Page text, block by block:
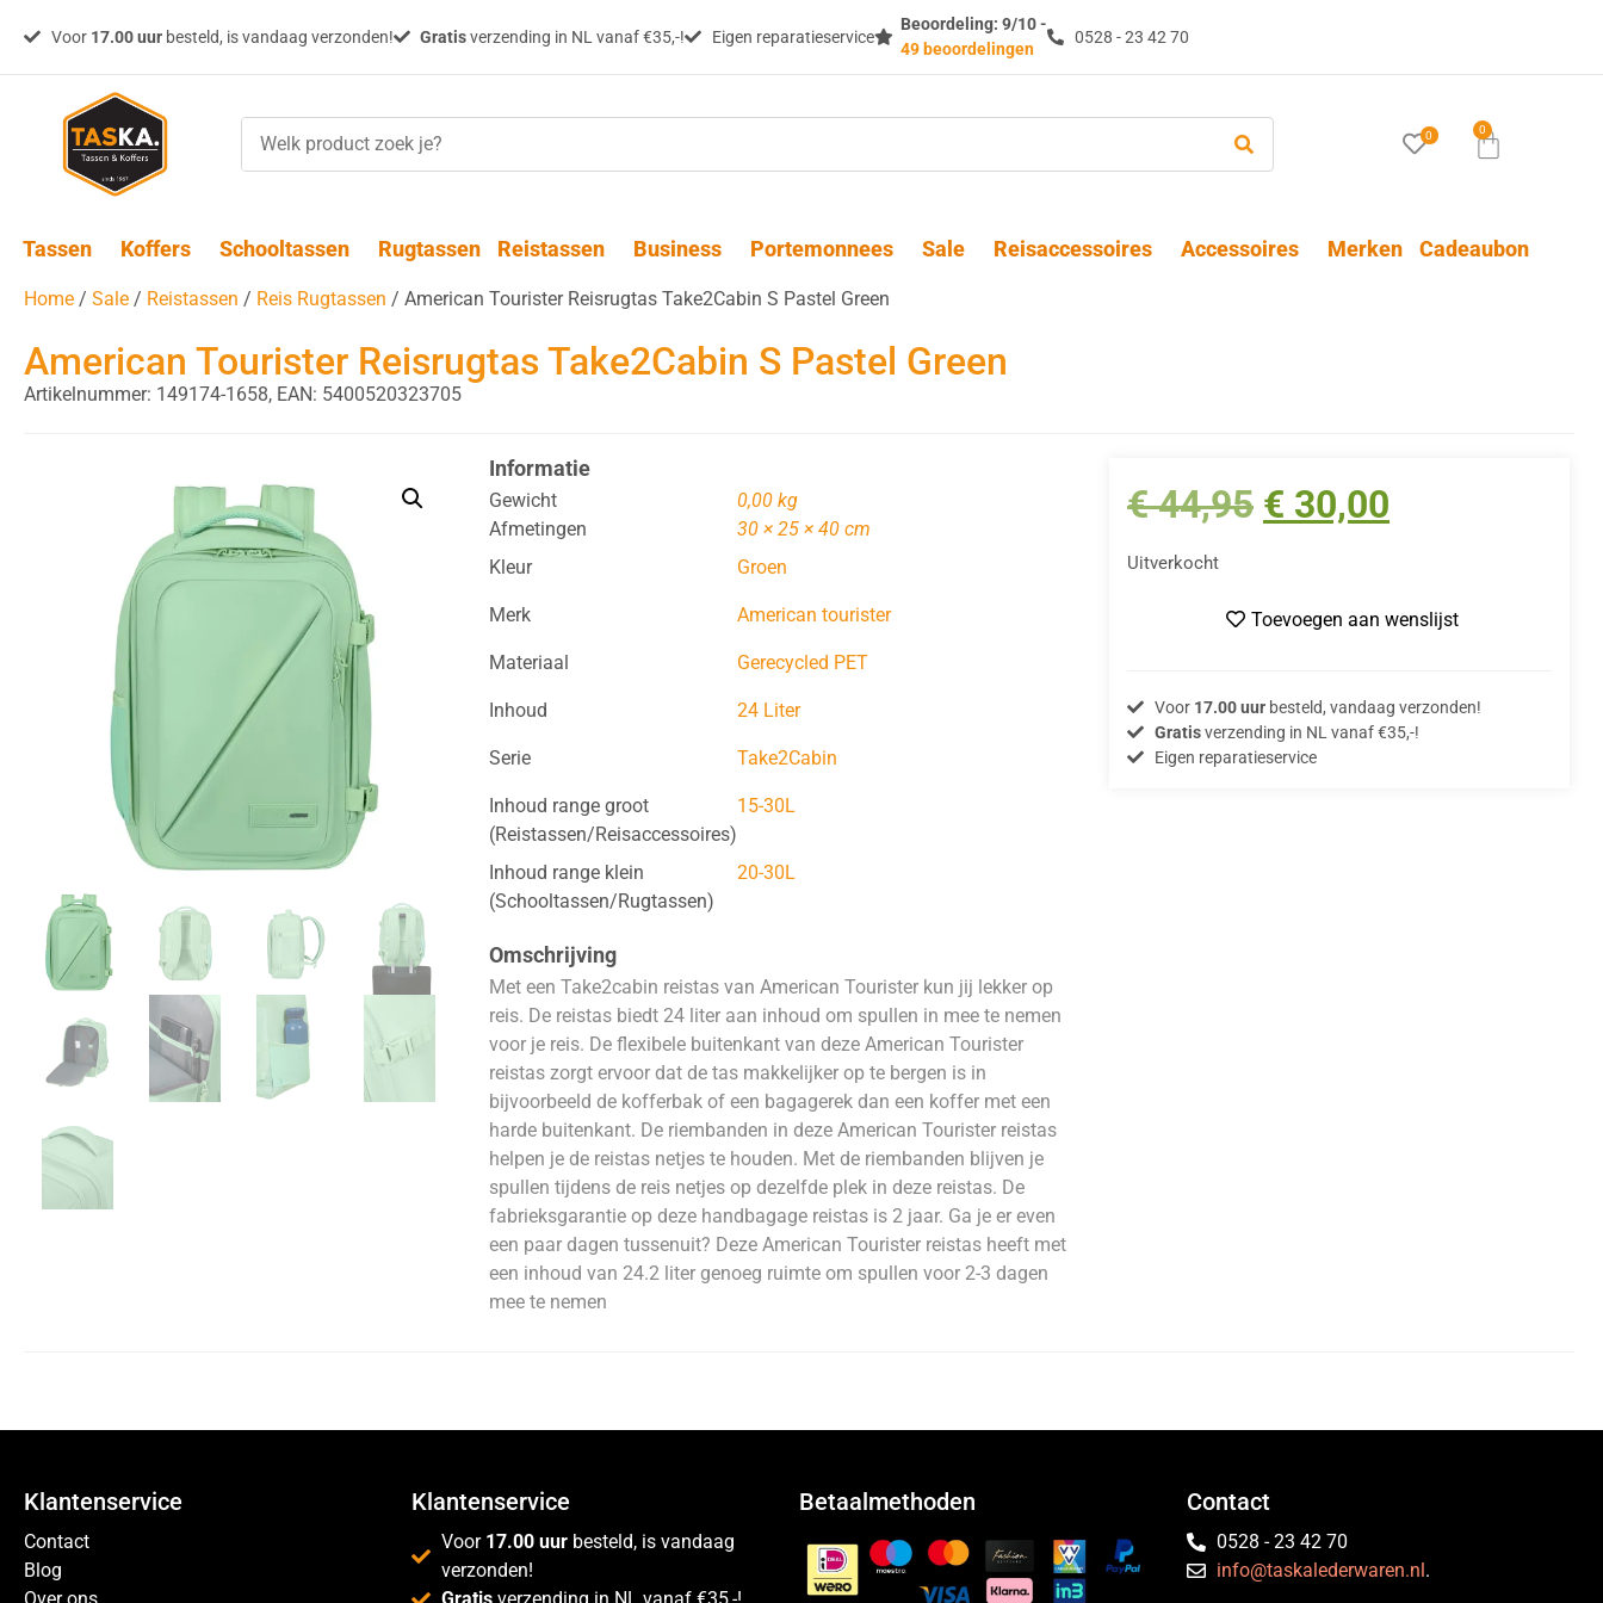
Voor 17.00 uurbesteld, is vandaag verzonden! Gratisverzending in NL vanaf €35,-! Eigen reparatieservice
Beoordeling: 9/10 -
49 beoordelingen
0528 - 23 42 70
0 0
Tassen Koffers Schooltassen Rugtassen Reistassen Business Portemonnees Sale Reisaccessoires Accessoires Merken Cadeaubon
Home / Sale / Reistassen / Reis Rugtassen / American Tourister Reisrugtas Take2Cabin S Pastel Green
American Tourister Reisrugtas Take2Cabin S Pastel Green
Artikelnummer: 149174-1658, EAN: 5400520323705
Informatie
Gewicht
0,00 kg
Afmetingen
30 × 25 × 40 cm
Kleur
Groen
Merk American tourister
Materiaal Gerecycled PET
Inhoud 24 Liter
Serie Take2Cabin
Inhoud range groot
(Reistassen/Reisaccessoires)
15-30L
Inhoud range klein
(Schooltassen/Rugtassen)
20-30L
Omschrijving
Met een Take2cabin reistas van American Tourister kun jij lekker op
reis. De reistas biedt 24 liter aan inhoud om spullen in mee te nemen
voor je reis. De flexibele buitenkant van deze American Tourister
reistas zorgt ervoor dat de tas makkelijker op te bergen is in
bijvoorbeeld de kofferbak of een bagagerek dan een koffer met een
harde buitenkant. De riembanden in deze American Tourister reistas
helpen je de reistas netjes te houden. Met de riembanden blijven je
spullen tijdens de reis netjes op dezelfde plek in deze reistas. De
fabrieksgarantie op deze handbagage reistas is 2 jaar. Ga je er even
een paar dagen tussenuit? Deze American Tourister reistas heeft met
een inhoud van 24.2 liter genoeg ruimte om spullen voor 2-3 dagen
mee te nemen
€44,95 € 30,00
Uitverkocht
Toevoegen aan wenslijst
Voor 17.00 uurbesteld, vandaag verzonden!
Gratisverzending in NL vanaf €35,-!
Eigen reparatieservice
Klantenservice
Contact
Blog
Klantenservice
Voor 17.00 uur besteld, is vandaag
verzonden!
Betaalmethoden Contact
0528 - 23 42 70
info@taskalederwaren.nl .